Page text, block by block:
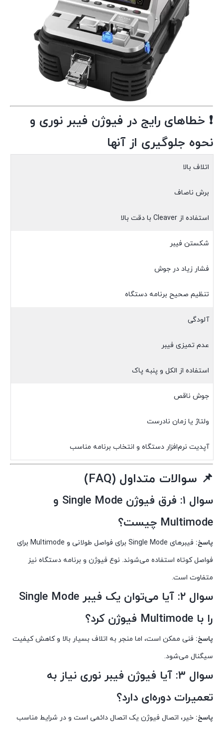
❗ خطاهای رایج در فیوژن فیبر نوری و
نحوه جلوگیری از آنها
اتلاف بالا
برش ناصاف
استفاده از Cleaver با دقت بالا
شکستن فیبر
فشار زیاد در جوش
تنظیم صحیح برنامه دستگاه
آلودگی
عدم تمیزی فیبر
استفاده از الکل و پنبه پاک
جوش ناقص
ولتاژ یا زمان نادرست
آپدیت نرم‌افزار دستگاه و انتخاب برنامه مناسب
📌 سوالات متداول (FAQ)
سوال ۱: فرق فیوژن Single Mode و
Multimode چیست؟
پاسخ:
فیبرهای Single Mode برای فواصل طولانی و Multimode برای
فواصل کوتاه استفاده می‌شوند. نوع فیوژن و برنامه دستگاه نیز
متفاوت است.
سوال ۲: آیا می‌توان یک فیبر Single Mode
را با Multimode فیوژن کرد؟
پاسخ: فنی ممکن است، اما منجر به اتلاف بسیار بالا و کاهش کیفیت
سیگنال می‌شود.
سوال ۳: آیا فیوژن فیبر نوری نیاز به
تعمیرات دوره‌ای دارد؟
پاسخ: خیر، اتصال فیوژن یک اتصال دائمی است و در شرایط مناسب